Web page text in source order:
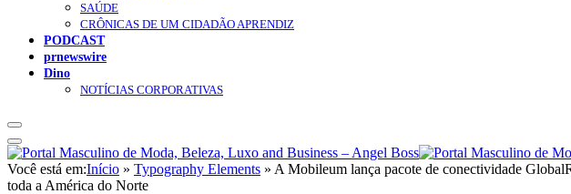
SAÚDE
CRÔNICAS DE UM CIDADÃO APRENDIZ
PODCAST
prnewswire
Dino
NOTÍCIAS CORPORATIVAS
Você está em:Início » Typography Elements » A Mobileum lança pacote de conectividade
toda a América do Norte